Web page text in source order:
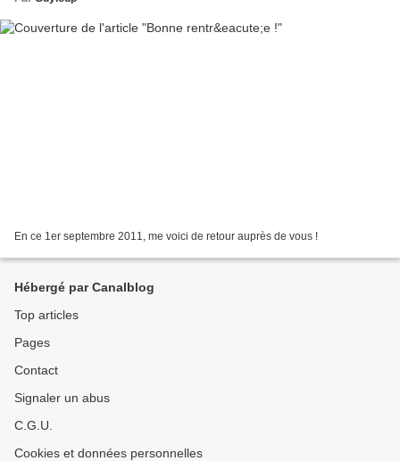
En ce 1er septembre 2011, me voici de retour auprès de vous !
Hébergé par Canalblog
Top articles
Pages
Contact
Signaler un abus
C.G.U.
Cookies et données personnelles